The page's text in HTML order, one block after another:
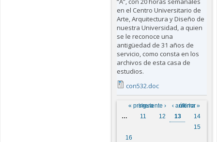
en el Centro Universitario de
Arte, Arquitectura y Diseño de
nuestra Universidad, a quien
se le reconoce una
antigüedad de 31 años de
servicio, como consta en los
archivos de esta casa de
estudios.
con532.doc
Páginas
« primera
‹ anterior
…
11 12 13
14
15
16
siguiente › última »